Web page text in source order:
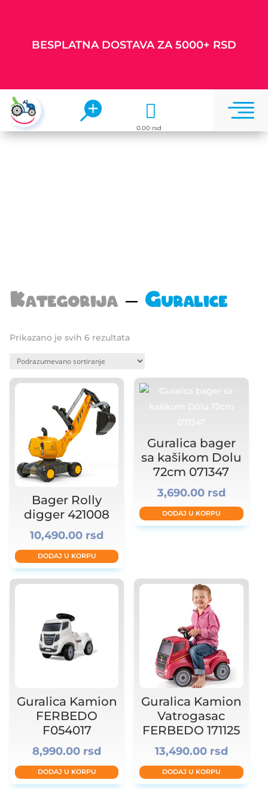
BESPLATNA DOSTAVA ZA 5000+ RSD

0.00 rsd

Kategorija –Guralice
Prikazano je svih 6 rezultata
Bager Rolly
digger 421008
10,490.00 rsd
DODAJ U KORPU
Guralica bager
sa kašikom Dolu
72cm 071347
3,690.00 rsd
DODAJ U KORPU
Guralica Kamion
FERBEDO
F054017
8,990.00 rsd
DODAJ U KORPU
Guralica Kamion
Vatrogasac
FERBEDO 171125
13,490.00 rsd
DODAJ U KORPU